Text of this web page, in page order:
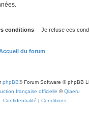
du forum
phpBB® Forum Software © phpBB
française officielle ©Qiaeru
Confidentialité | Conditions